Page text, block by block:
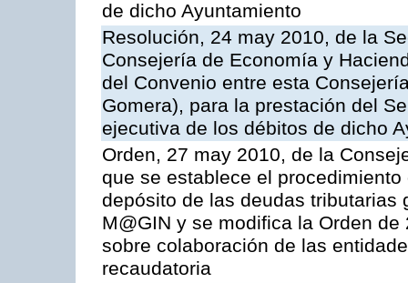
de dicho Ayuntamiento
Resolución, 24 may 2010, de la
Consejería de Economía y
del Convenio entre esta
Gomera), para la prestación del
ejecutiva de los débitos de dicho
Orden, 27 may 2010, de la
que se establece el
depósito de las deudas
M@GIN y se modifica la Orden
sobre colaboración de las
recaudatoria